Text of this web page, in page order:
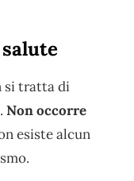
si tratta di
Non occorre
esiste alcun